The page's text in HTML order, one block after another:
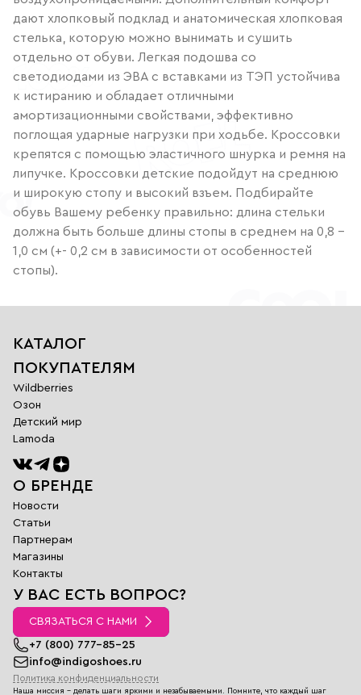
дают хлопковый подклад и анатомическая хлопковая
стелька, которую можно вынимать и сушить
отдельно от обуви. Легкая подошва со
светодиодами из ЭВА с вставками из ТЭП устойчива
к истиранию и обладает отличными
амортизационными свойствами, эффективно
поглощая ударные нагрузки при ходьбе. Кроссовки
крепятся с помощью эластичного шнурка и ремня на
липучке. Кроссовки детские подойдут на среднюю
и широкую стопу и высокий взъем. Подбирайте
обувь Вашему ребенку правильно: длина стельки
должна быть больше длины стопы в среднем на 0,8 –
1,0 см (+- 0,2 см в зависимости от особенностей
стопы).
КАТАЛОГ
ПОКУПАТЕЛЯМ
Wildberries
Озон
Детский мир
Lamoda
О БРЕНДЕ
Новости
Статьи
Партнерам
Магазины
Контакты
У ВАС ЕСТЬ ВОПРОС?
СВЯЗАТЬСЯ С НАМИ
+7 (800) 777-85-25
info@indigoshoes.ru
Политика конфиденциальности
Наша миссия - делать шаги яркими и незабываемыми. Помните, что каждый шаг
Обратная
связь
Заполните поля
перезвонит вам в
ближайшее время
Имя